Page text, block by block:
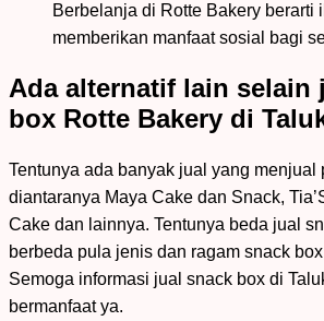
Berbelanja di Rotte Bakery berarti
memberikan manfaat sosial bagi
Ada alternatif lain selain
box Rotte Bakery di
Tentunya ada banyak jual yang menjual
diantaranya Maya Cake dan Snack,
Cake dan lainnya. Tentunya beda jual
berbeda pula jenis dan ragam snack
Semoga informasi jual snack box di
bermanfaat ya.